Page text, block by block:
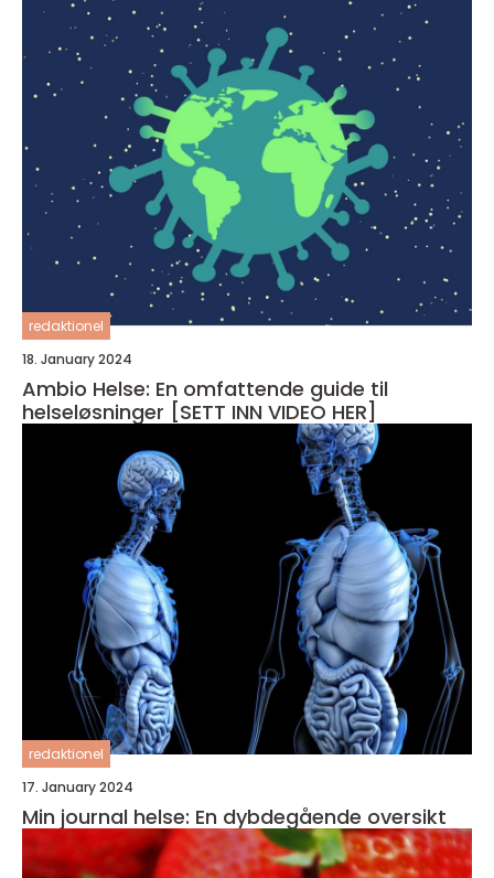
redaktionel
18. January 2024
Ambio Helse: En omfattende guide til
helseløsninger [SETT INN VIDEO HER]
redaktionel
17. January 2024
Min journal helse: En dybdegående oversikt